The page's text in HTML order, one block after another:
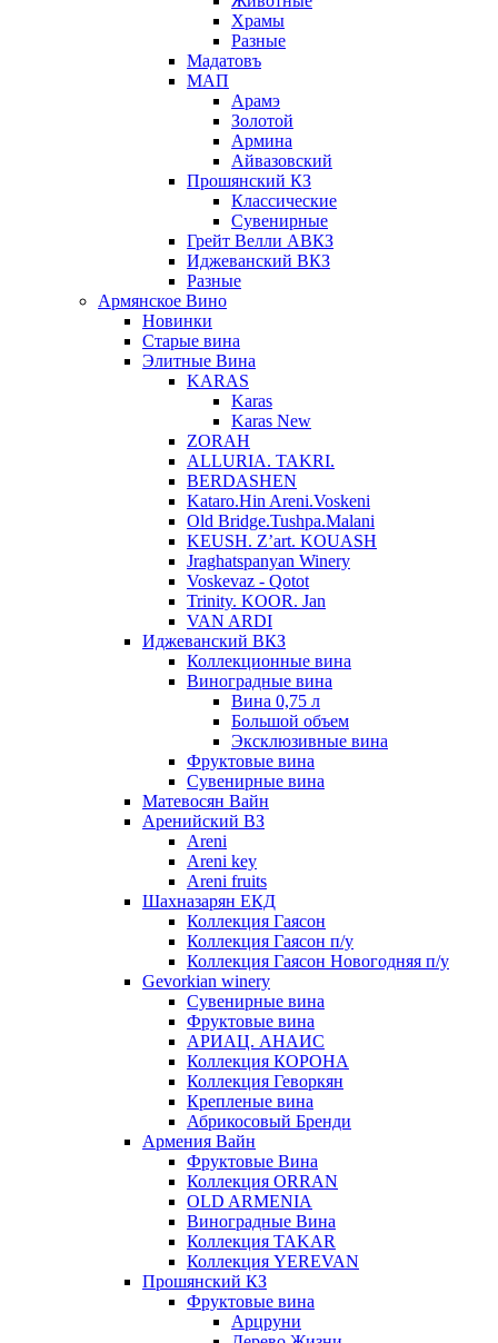
Храмы
Разные
Мадатовъ
МАП
Арамэ
Золотой
Армина
Айвазовский
Прошянский КЗ
Классические
Сувенирные
Грейт Велли АВКЗ
Иджеванский ВКЗ
Разные
Армянское Вино
Новинки
Старые вина
Элитные Вина
KARAS
Karas
Karas New
ZORAH
ALLURIA. TAKRI.
BERDASHEN
Kataro.Hin Areni.Voskeni
Old Bridge.Tushpa.Malani
KEUSH. Z’art. KOUASH
Jraghatspanyan Winery
Voskevaz - Qotot
Trinity. KOOR. Jan
VAN ARDI
Иджеванский ВКЗ
Коллекционные вина
Виноградные вина
Вина 0,75 л
Большой объем
Эксклюзивные вина
Фруктовые вина
Cувенирные вина
Матевосян Вайн
Аренийский ВЗ
Areni
Areni key
Areni fruits
Шахназарян ЕКД
Коллекция Гаясон
Коллекция Гаясон п/у
Коллекция Гаясон Новогодняя п/у
Gevorkian winery
Сувенирные вина
Фруктовые вина
АРИАЦ. АНАИС
Коллекция КОРОНА
Коллекция Геворкян
Крепленые вина
Абрикосовый Бренди
Армения Вайн
Фруктовые Вина
Коллекция ORRAN
OLD ARMENIA
Виноградные Вина
Коллекция TAKAR
Коллекция YEREVAN
Прошянский КЗ
Фруктовые вина
Арцруни